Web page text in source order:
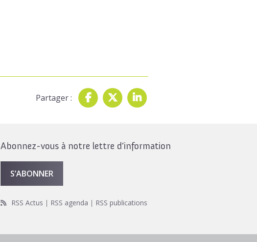
Partager :
Abonnez-vous à notre lettre d’information
S’ABONNER
RSS Actus RSS agenda RSS publications